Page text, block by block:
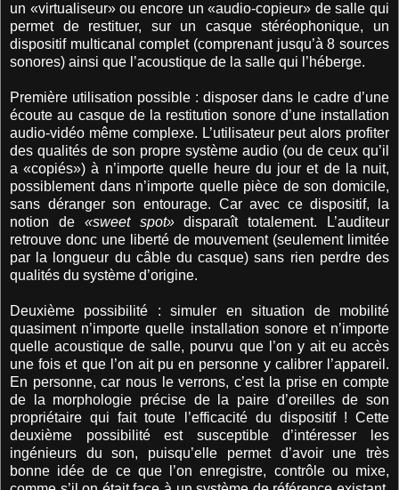
un «virtualiseur» ou encore un «audio-copieur» de salle qui
permet de restituer, sur un casque stéréophonique, un
dispositif multicanal complet (comprenant jusqu’à 8 sources
sonores) ainsi que l’acoustique de la salle qui l’héberge.
Première utilisation possible : disposer dans le cadre d’une
écoute au casque de la restitution sonore d’une installation
audio-vidéo même complexe. L’utilisateur peut alors profiter
des qualités de son propre système audio (ou de ceux qu’il
a «copiés») à n’importe quelle heure du jour et de la nuit,
possiblement dans n’importe quelle pièce de son domicile,
sans déranger son entourage. Car avec ce dispositif, la
notion de «sweet spot»disparaît totalement. L’auditeur
retrouve donc une liberté de mouvement (seulement limitée
par la longueur du câble du casque) sans rien perdre des
qualités du système d’origine.
Deuxième possibilité : simuler en situation de mobilité
quasiment n’importe quelle installation sonore et n’importe
quelle acoustique de salle, pourvu que l’on y ait eu accès
une fois et que l’on ait pu en personne y calibrer l’appareil.
En personne, car nous le verrons, c’est la prise en compte
de la morphologie précise de la paire d’oreilles de son
propriétaire qui fait toute l’efficacité du dispositif ! Cette
deuxième possibilité est susceptible d’intéresser les
ingénieurs du son, puisqu’elle permet d’avoir une très
bonne idée de ce que l’on enregistre, contrôle ou mixe,